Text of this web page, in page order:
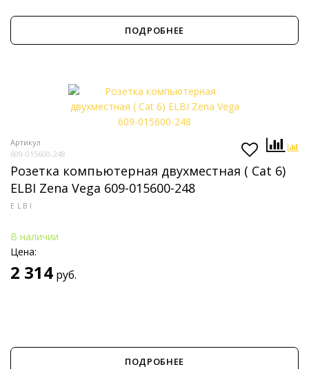
ПОДРОБНЕЕ
Артикул
609-015600-248
Розетка компьютерная двухместная ( Cat 6)
ELBI Zena Vega 609-015600-248
ELBI
В наличии
Цена:
2 314 руб.
ПОДРОБНЕЕ